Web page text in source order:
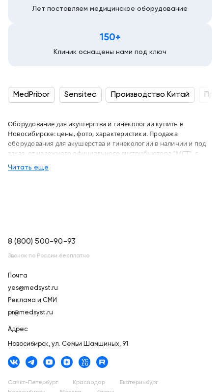
Лет поставляем медицинское оборудование
150+
Клиник оснащены нами под ключ
MedPribor Sensitec Производство Китай
Оборудование для акушерства и гинекологии купить в
Новосибирске: цены, фото, характеристики. Продажа
оборудования для акушерства и гинекологии в наличии и под
заказ, от надежного официального дистрибьютора "МСТ", с
доставкой в город Новосибирск и по России
Читать еще
8 (800) 500-90-93
Звонок по России бесплатно
Почта
yes@medsyst.ru
Реклама и СМИ
pr@medsyst.ru
Адрес
Новосибирск, ул. Семьи Шамшиных, 91
Санкт-Петербург Краснодар
Екатеринбург